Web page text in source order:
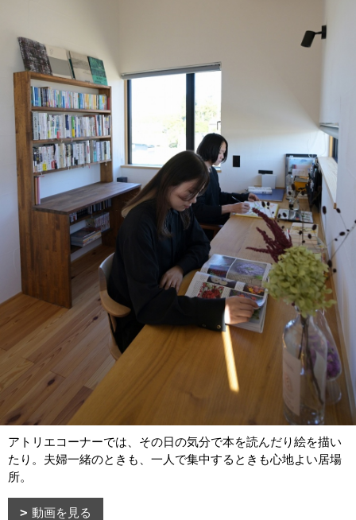
アトリエコーナーでは、その日の気分で本を読んだり絵を描い
たり。夫婦一緒のときも、一人で集中するときも心地よい居場
所。
動画を見る